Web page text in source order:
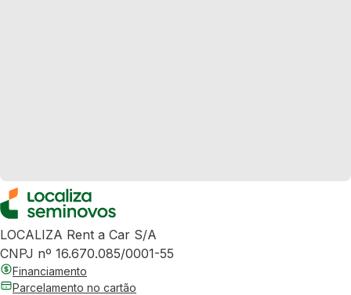
LOCALIZA Rent a Car S/A
CNPJ nº 16.670.085/0001-55
Financiamento
Parcelamento no cartão